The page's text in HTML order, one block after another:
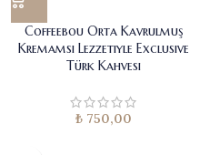
Coffeebou Orta Kavrulmuş
Kremamsı Lezzetiyle Exclusive
Türk Kahvesi
₺ 750,00